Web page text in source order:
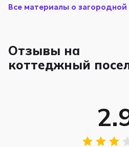
Все материалы о
Отзывы на
коттеджный